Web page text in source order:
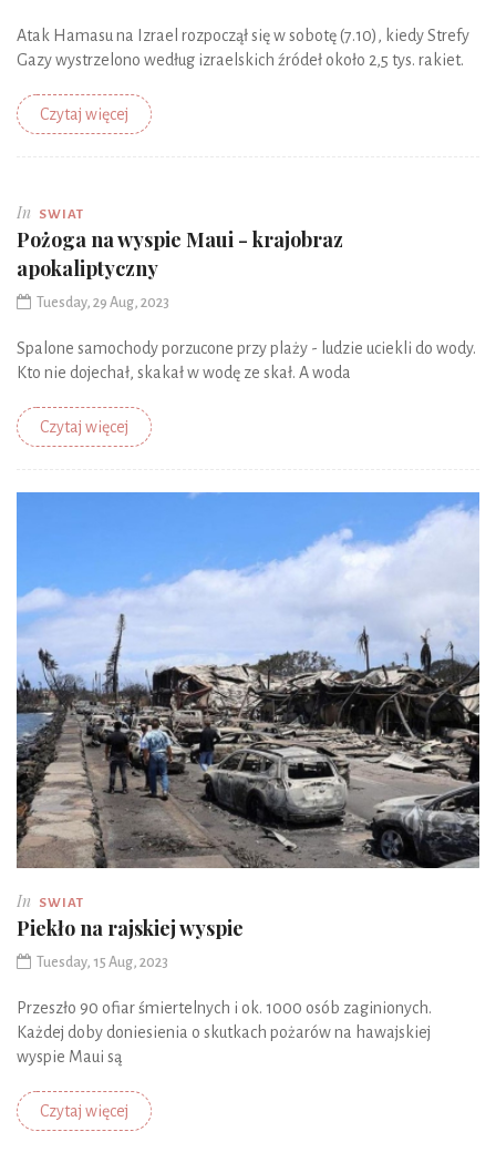
Atak Hamasu na Izrael rozpoczął się w sobotę (7.10), kiedy Strefy
Gazy wystrzelono według izraelskich źródeł około 2,5 tys. rakiet.
Czytaj więcej
In SWIAT
Pożoga na wyspie Maui - krajobraz
apokaliptyczny
Tuesday, 29 Aug, 2023
Spalone samochody porzucone przy plaży - ludzie uciekli do wody.
Kto nie dojechał, skakał w wodę ze skał. A woda
Czytaj więcej
In SWIAT
Piekło na rajskiej wyspie
Tuesday, 15 Aug, 2023
Przeszło 90 ofiar śmiertelnych i ok. 1000 osób zaginionych.
Każdej doby doniesienia o skutkach pożarów na hawajskiej
wyspie Maui są
Czytaj więcej